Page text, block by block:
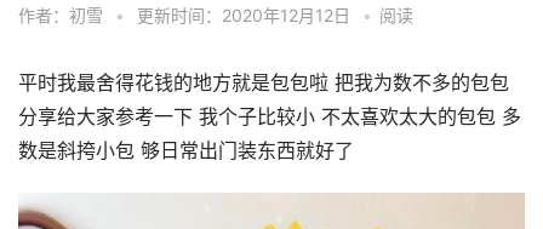
作者：初雪 • 更新时间：2020年12月12日 • 阅读
平时我最舍得花钱的地方就是包包啦 把我为数不多的包包
分享给大家参考一下 我个子比较小 不太喜欢太大的包包 多
数是斜挎小包 够日常出门装东西就好了